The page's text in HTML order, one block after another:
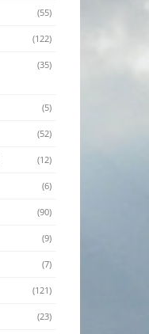
(55)
(122)
(35)
(5)
(52)
(12)
(6)
(90)
(9)
(7)
(121)
(23)